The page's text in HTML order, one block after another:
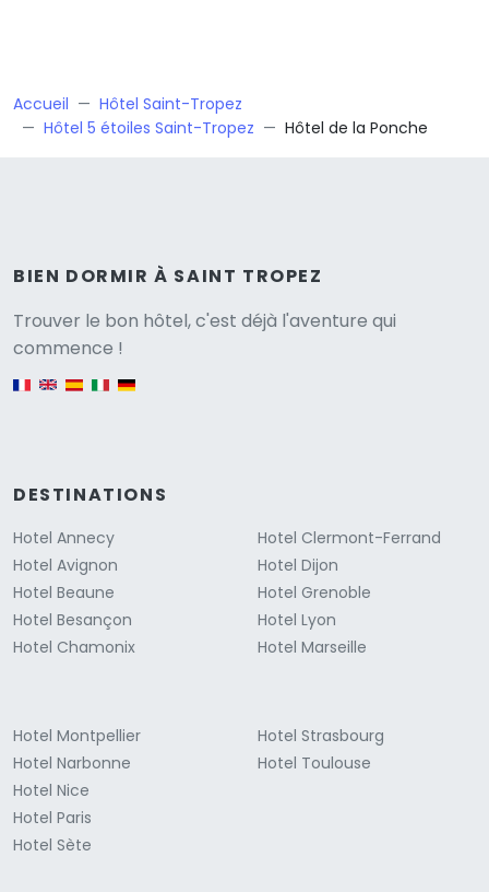
Accueil
Hôtel Saint-Tropez
Hôtel 5 étoiles Saint-Tropez
Hôtel de la Ponche
BIEN DORMIR À SAINT TROPEZ
Trouver le bon hôtel, c'est déjà l'aventure qui
commence !
English version
DESTINATIONS
Hotel Annecy
Hotel Avignon
Hotel Beaune
Hotel Besançon
Hotel Chamonix
Hotel Clermont-Ferrand
Hotel Dijon
Hotel Grenoble
Hotel Lyon
Hotel Marseille
Hotel Montpellier
Hotel Narbonne
Hotel Nice
Hotel Paris
Hotel Sète
Hotel Strasbourg
Hotel Toulouse